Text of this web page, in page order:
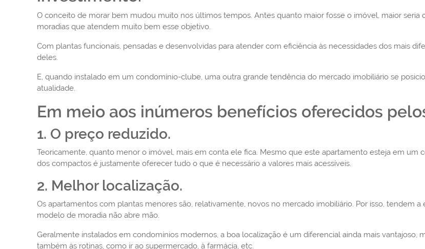
O conceito de morar bem mudou muito nos últimos tempos. Antes quanto maior fosse o imóvel, maior
moradias que atendem muito bem esse objetivo.
Com plantas funcionais, pensadas e desenvolvidas para atender com eficiência às necessidades dos mais
deles.
E, quando instalado em um condomínio-clube, uma outra grande tendência do mercado imobiliário se
atualidade.
Em meio aos inúmeros benefícios oferecidos
1. O preço reduzido.
Teoricamente, quanto menor o imóvel, mais em conta ele fica. Mesmo que este apartamento esteja em
dos compactos é justamente oferecer tudo o que é necessário a valores mais acessíveis.
2. Melhor localização.
Os apartamentos com plantas menores são, relativamente, novos no mercado imobiliário. Por isso, tendem
modelo de moradia não abre mão.
Geralmente instalados em condomínios modernos, a boa localização é um diferencial ainda mais vantajoso,
também às rotinas, como ir ao supermercado, à farmácia, etc.